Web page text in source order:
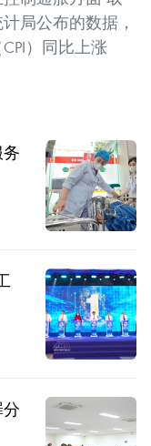
局公布的数据，
）同比上涨